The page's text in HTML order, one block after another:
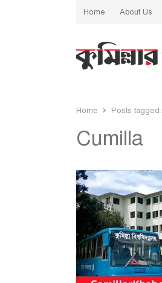
Home About Us
Home Posts tagged:
Cumilla